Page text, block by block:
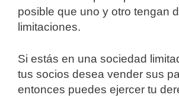
posible que uno y otro tengan
limitaciones.
Si estás en una sociedad
tus socios desea vender sus
entonces puedes ejercer tu